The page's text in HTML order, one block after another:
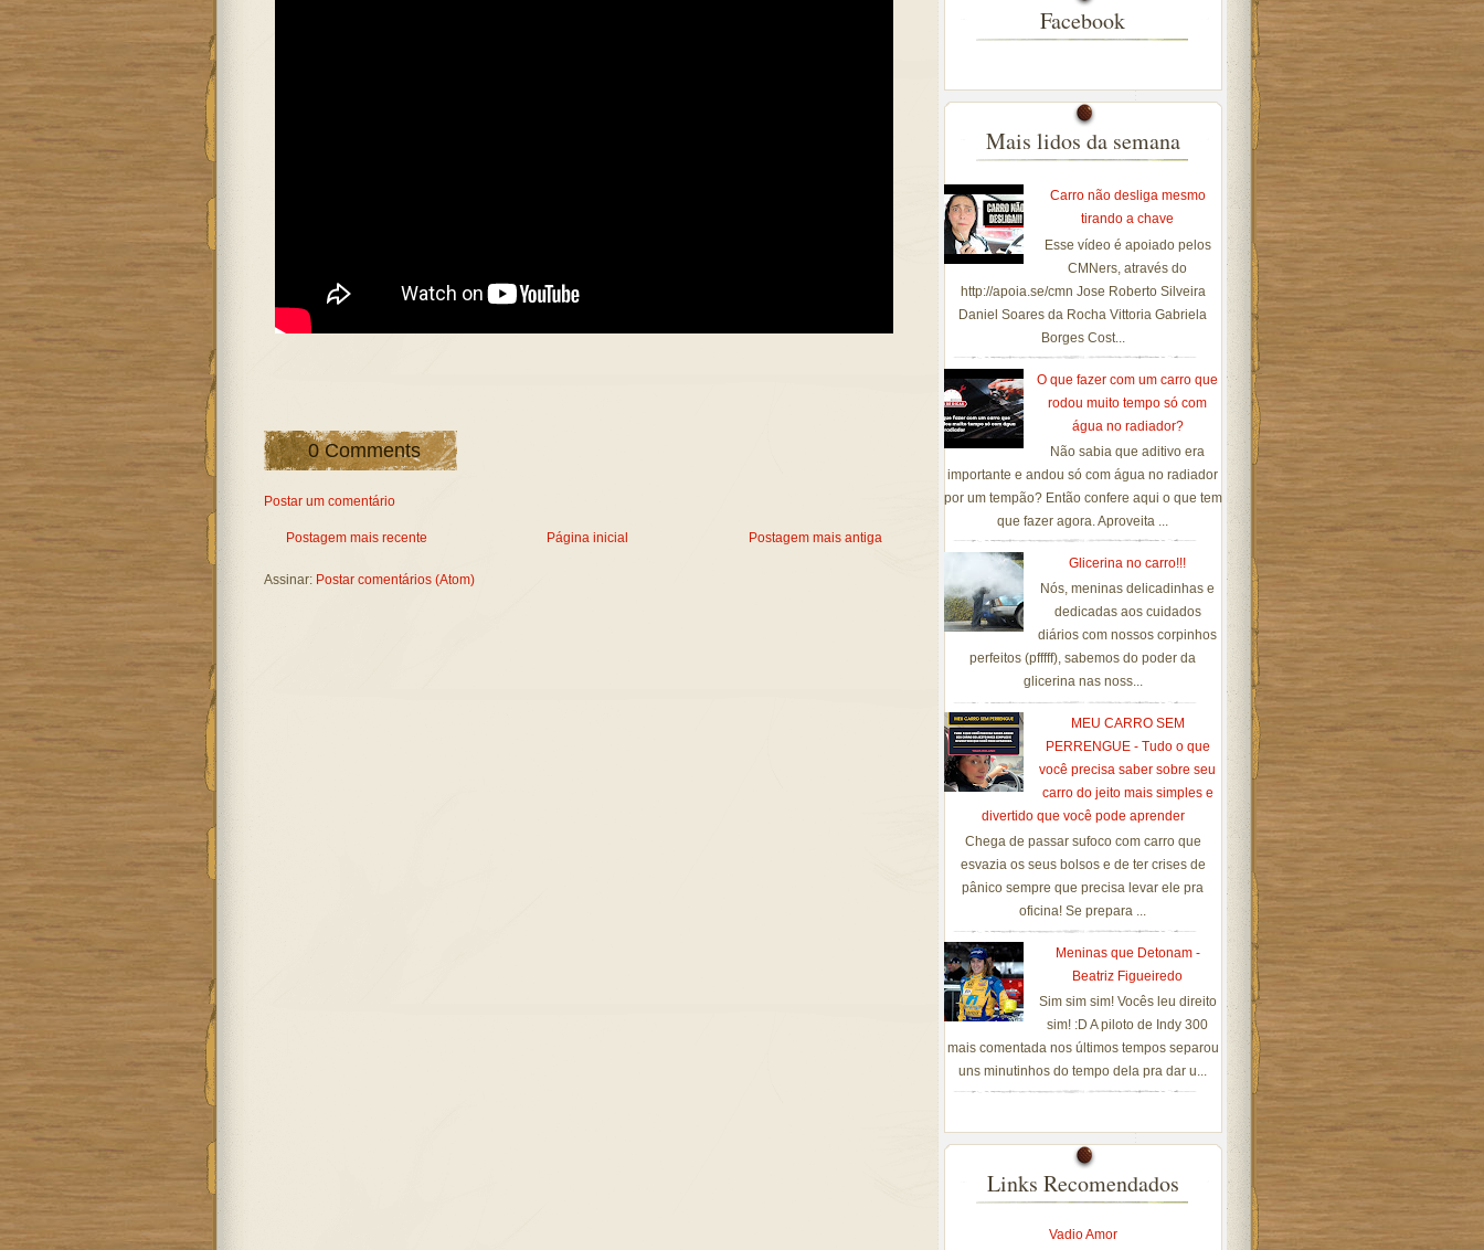
0 Comments
Postar um comentário
Postagem mais recente Postagem mais antiga
Página inicial
Assinar: Postar comentários (Atom)
Facebook
Mais lidos da semana
Carro não desliga mesmo
tirando a chave
Esse vídeo é apoiado pelos
CMNers, através do
http://apoia.se/cmn Jose Roberto Silveira
Daniel Soares da Rocha Vittoria Gabriela
Borges Cost...
O que fazer com um carro que
rodou muito tempo só com
água no radiador?
Não sabia que aditivo era
importante e andou só com água no radiador
por um tempão? Então confere aqui o que tem
que fazer agora. Aproveita ...
Glicerina no carro!!!
Nós, meninas delicadinhas e
dedicadas aos cuidados
diários com nossos corpinhos
perfeitos (pfffff), sabemos do poder da
glicerina nas noss...
MEU CARRO SEM
PERRENGUE - Tudo o que
você precisa saber sobre seu
carro do jeito mais simples e
divertido que você pode aprender
Chega de passar sufoco com carro que
esvazia os seus bolsos e de ter crises de
pânico sempre que precisa levar ele pra
oficina! Se prepara ...
Meninas que Detonam -
Beatriz Figueiredo
Sim sim sim! Vocês leu direito
sim! :D A piloto de Indy 300
mais comentada nos últimos tempos separou
uns minutinhos do tempo dela pra dar u...
Links Recomendados
Vadio Amor